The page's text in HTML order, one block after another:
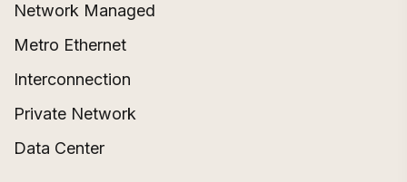
Network Managed
Metro Ethernet
Interconnection
Private Network
Data Center